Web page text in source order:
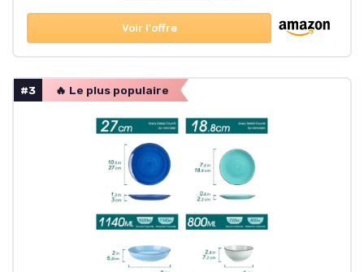
Voir l'offre
#3 🔥 Le plus populaire